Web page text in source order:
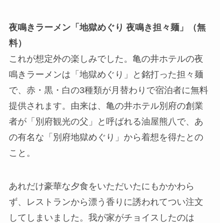
夜鳴きラーメン「地獄めぐり 夜鳴き担々麺」（無
料）
これが想定外の楽しみでした。亀の井ホテルの夜
鳴きラーメンは「地獄めぐり」と銘打った担々麺
で、赤・黒・白の3種類が月替わりで宿泊者に無料
提供されます。由来は、亀の井ホテル別府の創業
者が「別府観光の父」と呼ばれる油屋熊八で、あ
の有名な「別府地獄めぐり」から着想を得たとの
こと。
あれだけ豪華な夕食をいただいたにもかかわら
ず、レストランから漂う香りに誘われてつい注文
してしまいました。我が家がチョイスしたのは